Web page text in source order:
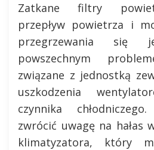
Zatkane filtry
przepływ powietrza i
przegrzewania się
powszechnym
związane z jednostką
uszkodzenia
czynnika
zwrócić uwagę na hałas
klimatyzatora, który